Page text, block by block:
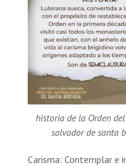
historia de la Orden
salvador de santa
Carisma: Contemplar e